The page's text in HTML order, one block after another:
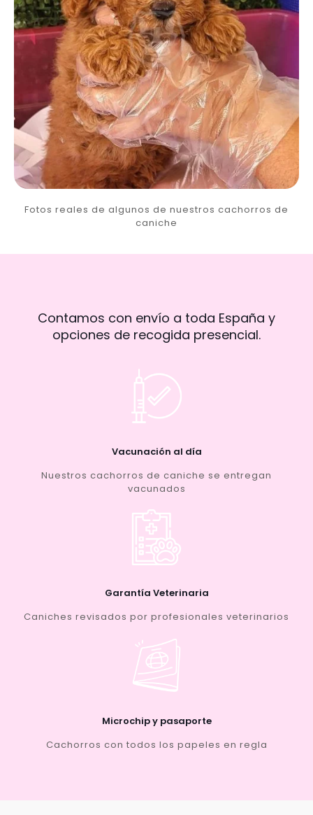
Fotos reales de algunos de nuestros cachorros de
caniche
Contamos con envío a toda España y
opciones de recogida presencial.
Vacunación al día
Nuestros cachorros de caniche se entregan
vacunados
Garantía Veterinaria
Caniches revisados por profesionales veterinarios
Microchip y pasaporte
Cachorros con todos los papeles en regla